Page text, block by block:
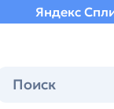
Яндекс